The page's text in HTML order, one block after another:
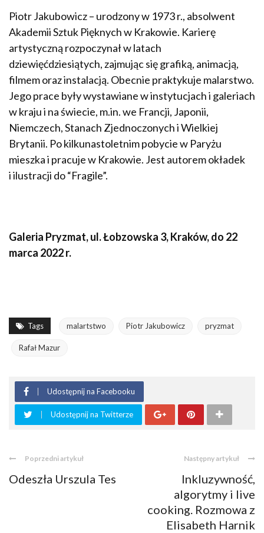
Piotr Jakubowicz – urodzony w 1973 r., absolwent
Akademii Sztuk Pięknych w Krakowie. Karierę
artystyczną rozpoczynał w latach
dziewięćdziesiątych, zajmując się grafiką, animacją,
filmem oraz instalacją. Obecnie praktykuje malarstwo.
Jego prace były wystawiane w instytucjach i galeriach
w kraju i na świecie, m.in. we Francji, Japonii,
Niemczech, Stanach Zjednoczonych i Wielkiej
Brytanii. Po kilkunastoletnim pobycie w Paryżu
mieszka i pracuje w Krakowie. Jest autorem okładek
i ilustracji do “Fragile”.
Galeria Pryzmat, ul. Łobzowska 3, Kraków, do 22
marca 2022 r.
Tags malartstwo Piotr Jakubowicz pryzmat
Rafał Mazur
Udostępnij na Facebooku
Udostępnij na Twitterze
Poprzedni artykuł
Odeszła Urszula Tes
Następny artykuł
Inkluzywność,
algorytmy i live
cooking. Rozmowa z
Elisabeth Harnik